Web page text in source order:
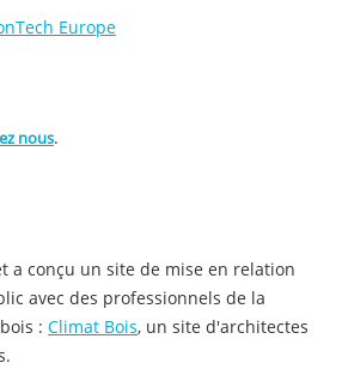
Europe
nous.
a conçu un site de mise en relation
avec des professionnels de la
:Climat Bois, un site d'architectes